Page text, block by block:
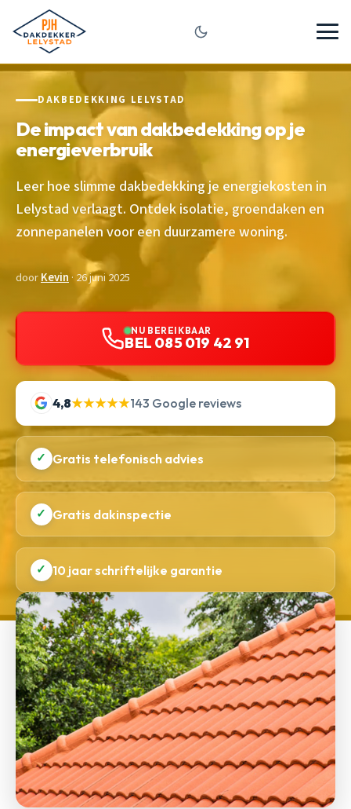
DAKBEDEKKING LELYSTAD
De impact van dakbedekking op je
energieverbruik
Leer hoe slimme dakbedekking je energiekosten in
Lelystad verlaagt. Ontdek isolatie, groendaken en
zonnepanelen voor een duurzamere woning.
doorKevin · 26 juni 2025
NU BEREIKBAAR
BEL 085 019 42 91
4,8★★★★★143 Google reviews
✓ Gratis telefonisch advies
✓ Gratis dakinspectie
✓ 10 jaar schriftelijke garantie